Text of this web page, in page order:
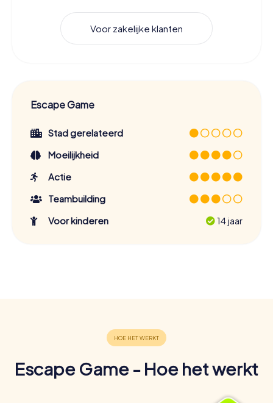
Voor zakelijke klanten
Escape Game
Stad gerelateerd
Moeilijkheid
Actie
Teambuilding
Voor kinderen
14 jaar
Escape Game - Hoe het werkt